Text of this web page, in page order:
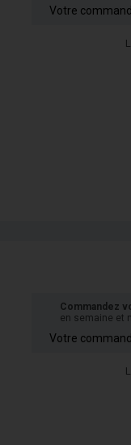
Votre
Commandez
en semaine et
Votre